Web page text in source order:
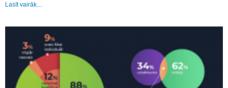
Lasīt vairāk…